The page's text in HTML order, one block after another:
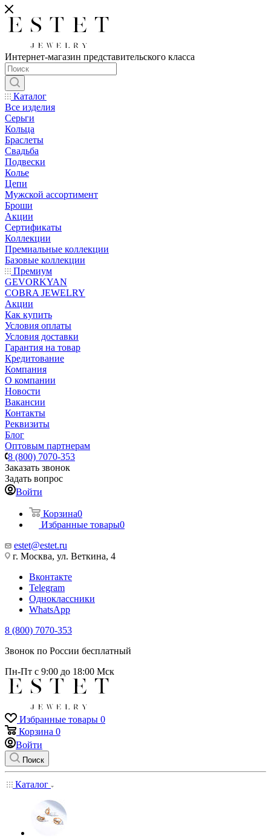
Интернет-магазин представительского класса
Каталог
Все изделия
Серьги
Кольца
Браслеты
Свадьба
Подвески
Колье
Цепи
Мужской ассортимент
Броши
Акции
Сертификаты
Коллекции
Премиальные коллекции
Базовые коллекции
Премиум
GEVORKYAN
COBRA JEWELRY
Акции
Как купить
Условия оплаты
Условия доставки
Гарантия на товар
Кредитование
Компания
О компании
Новости
Вакансии
Контакты
Реквизиты
Блог
Оптовым партнерам
8 (800) 7070-353
Заказать звонок
Задать вопрос
Войти
Корзина0
Избранные товары0
estet@estet.ru
г. Москва, ул. Веткина, 4
Вконтакте
Telegram
Одноклассники
WhatsApp
8 (800) 7070-353
Звонок по России бесплатный
Пн-Пт с 9:00 до 18:00 Мск
Избранные товары 0
Корзина 0
Войти
Поиск
Каталог